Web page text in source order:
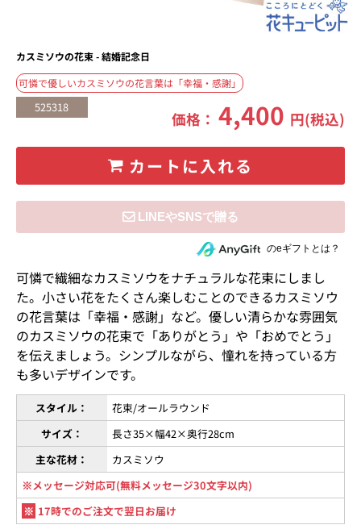
カスミソウの花束 - 結婚記念日
可憐で優しいカスミソウの花言葉は「幸福・感謝」
525318
価格：4,400 円(税込)
カートに入れる
住所を知らない相手にeギフトで贈るのeギフトとは？
可憐で繊細なカスミソウをナチュラルな花束にしまし
た。小さい花をたくさん楽しむことのできるカスミソウ
の花言葉は「幸福・感謝」など。優しい清らかな雰囲気
のカスミソウの花束で「ありがとう」や「おめでとう」
を伝えましょう。シンプルながら、憧れを持っている方
も多いデザインです。
スタイル：
花束/オールラウンド
サイズ：
長さ35×幅42×奥行28cm
主な花材：
カスミソウ
※メッセージ対応可(無料メッセージ30文字以内)
※ 17時でのご注文で翌日お届け